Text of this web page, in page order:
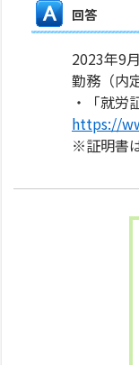
回答
2023年9
勤務（内
・「就労
https://
※証明書